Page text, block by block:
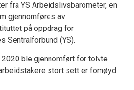
fra YS Arbeidslivsbarometer, en
gjennomføres av
på oppdrag for
Sentralforbund (YS).
ble gjennomført for tolvte
stort sett er fornøyd